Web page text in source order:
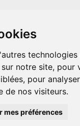
notre site, pour
pour
de nos visiteurs.
mes préférences
soit avec The Walt
Inc ou leurs
aux studios
votre compréhension.